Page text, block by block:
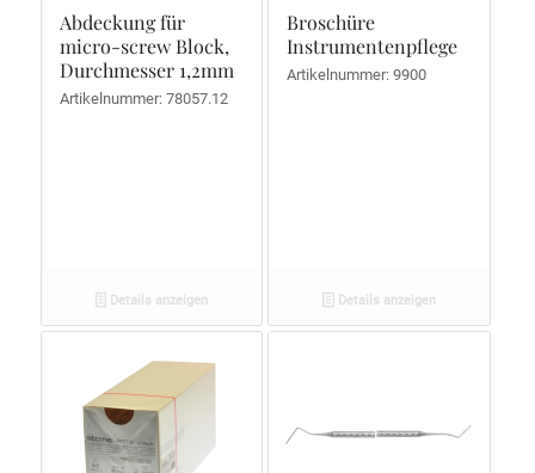
Abdeckung für
micro-screw Block,
Durchmesser 1,2mm
Artikelnummer: 78057.12
Details anzeigen
Broschüre
Instrumentenpflege
Artikelnummer: 9900
Details anzeigen